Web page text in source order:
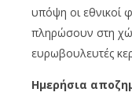
υπόψη οι εθνικοί
πληρώσουν στη
ευρωβουλευτές
Ημερήσια